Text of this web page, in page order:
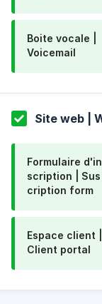
Boite vocale |
Voicemail
Site web |
Formulaire d'in
scription | Sus
cription form
Espace client |
Client portal